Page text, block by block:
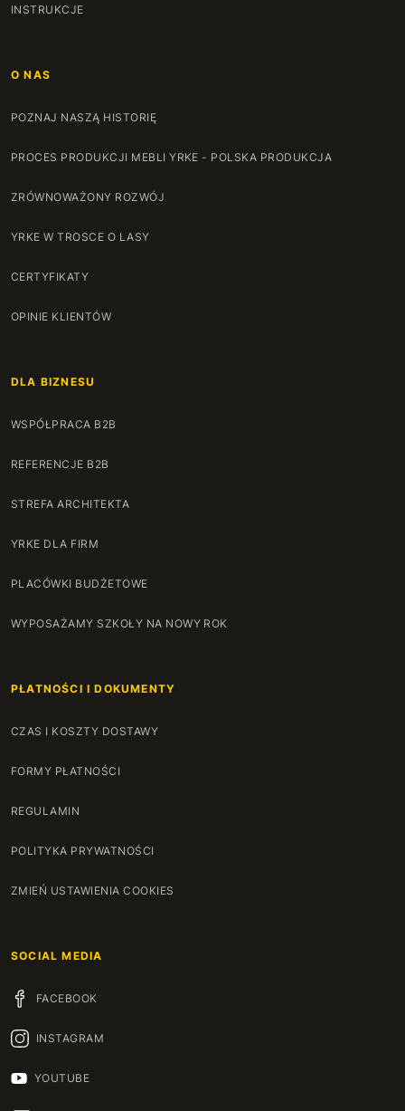
INSTRUKCJE
O NAS
POZNAJ NASZĄ HISTORIĘ
PROCES PRODUKCJI MEBLI YRKE - POLSKA PRODUKCJA
ZRÓWNOWAŻONY ROZWÓJ
YRKE W TROSCE O LASY
CERTYFIKATY
OPINIE KLIENTÓW
DLA BIZNESU
WSPÓŁPRACA B2B
REFERENCJE B2B
STREFA ARCHITEKTA
YRKE DLA FIRM
PLACÓWKI BUDŻETOWE
WYPOSAŻAMY SZKOŁY NA NOWY ROK
PŁATNOŚCI I DOKUMENTY
CZAS I KOSZTY DOSTAWY
FORMY PŁATNOŚCI
REGULAMIN
POLITYKA PRYWATNOŚCI
ZMIEŃ USTAWIENIA COOKIES
SOCIAL MEDIA
FACEBOOK
INSTAGRAM
YOUTUBE